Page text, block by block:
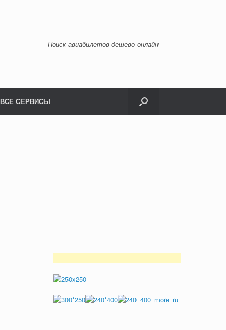
Поиск авиабилетов дешево онлайн
ВСЕ СЕРВИСЫ